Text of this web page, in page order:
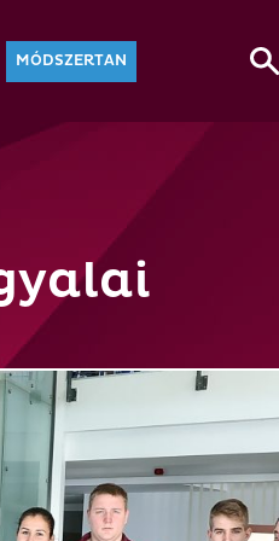
MÓDSZERTAN